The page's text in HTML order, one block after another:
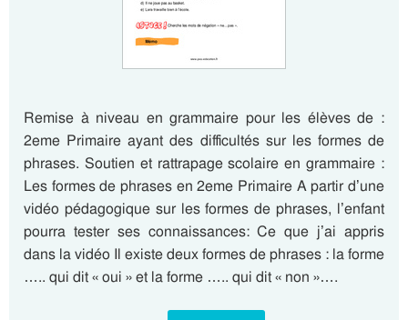
Remise à niveau en grammaire pour les élèves de :
2eme Primaire ayant des difficultés sur les formes de
phrases. Soutien et rattrapage scolaire en grammaire :
Les formes de phrases en 2eme Primaire A partir d’une
vidéo pédagogique sur les formes de phrases, l’enfant
pourra tester ses connaissances: Ce que j’ai appris
dans la vidéo Il existe deux formes de phrases : la forme
….. qui dit « oui » et la forme ….. qui dit « non »….